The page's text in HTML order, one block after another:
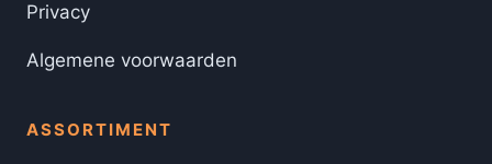
Privacy
Algemene voorwaarden
ASSORTIMENT